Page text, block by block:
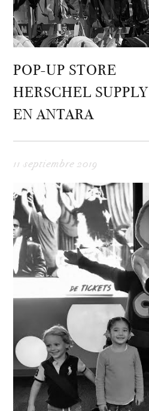
POP-UP STORE
HERSCHEL SUPPLY
EN ANTARA
11 septiembre 2019